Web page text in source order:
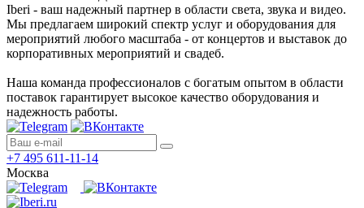
Iberi - ваш надежный партнер в области света, звука и видео.
Мы предлагаем широкий спектр услуг и оборудования для
мероприятий любого масштаба - от концертов и выставок до
корпоративных мероприятий и свадеб.
Наша команда профессионалов с богатым опытом в области
поставок гарантирует высокое качество оборудования и
надежность работы.
+7 495 611-11-14
Москва